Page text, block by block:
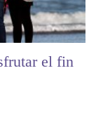
el fin